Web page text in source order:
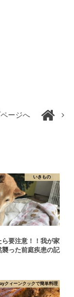
ページへ
いきもの
ら要注意！！我が家
襲った前庭疾患の記
クィーンクックで簡単料理